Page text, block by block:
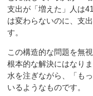
支出が「増えた」人は
は変わらないのに、支
す。
この構造的な問題を無
根本的な解決にはなり
水を注ぎながら、「も
いるようなものです。